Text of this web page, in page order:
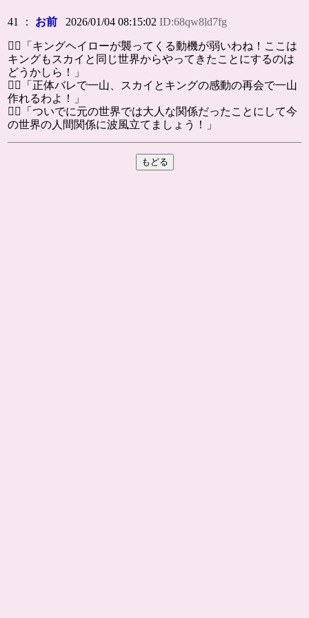
41 ： お前 2026/01/04 08:15:02ID:68qw8ld7fg
🐕‍🦺「キングヘイローが襲ってくる動機が弱いわね！ここは
キングもスカイと同じ世界からやってきたことにするのは
どうかしら！」
🐕‍🦺「正体バレで一山、スカイとキングの感動の再会で一山
作れるわよ！」
🐕‍🦺「ついでに元の世界では大人な関係だったことにして今
の世界の人間関係に波風立てましょう！」